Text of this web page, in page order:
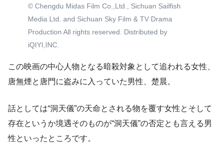
© Chengdu Midas Film Co.,Ltd., Sichuan Sailfish
Media Ltd. and Sichuan Sky Film & TV Drama
Production All rights reserved. Distributed by
iQIYI,INC.
この映画の中心人物となる暗殺対象として追われる女性、
唐無煙と唐門に盗みに入っていた男性、楚晨。
話としては“洞天儀”の天命とされる物を覆す女性とそして
存在というか境遇そのものが“洞天儀”の否定とも言える男
性といったところです。